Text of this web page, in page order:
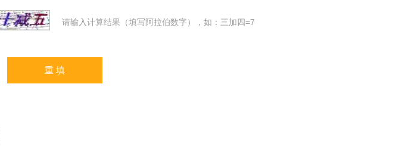
请输入计算结果（填写阿拉伯数字），如：三加四=7